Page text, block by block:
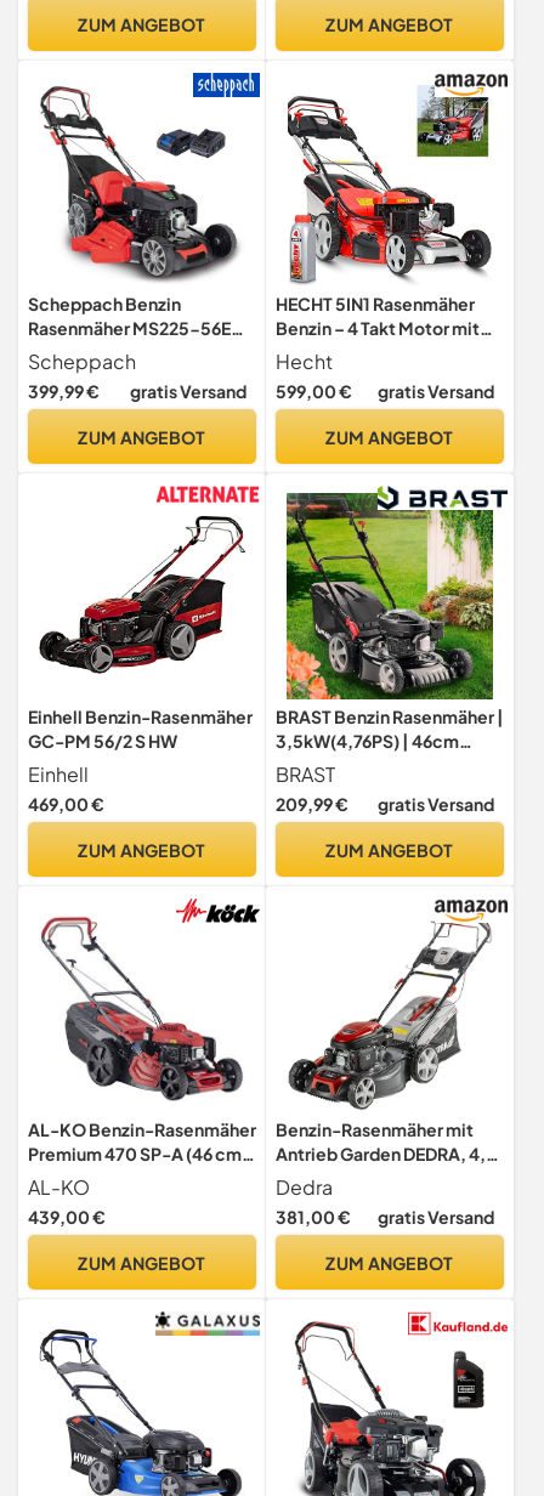
Rasenflächen -
Briggs & Stratton Motor
ZUM ANGEBOT
kugelgelagerte Big Wheel
ZUM ANGEBOT
Scheppach Benzin
Rasenmäher MS225-56E
mit E-Start | Radantrieb |
6PS | 56 cm Schnittbreite |
7-fache
65 Liter Fangkorb |
Mulchfunktion |
Scheppach
399,99 € gratis Versand
ZUM ANGEBOT
HECHT 5IN1 Rasenmäher
Benzin – 4 Takt Motor mit
196 cm³ Hubraum, 56 cm
Schnittbreite, 70l
Grasfangkorb, 4-Gang
Räder, Mulchfunktion,
Hecht
599,00 € gratis Versand
ZUM ANGEBOT
Einhell Benzin-Rasenmäher
GC-PM 56/2 S HW
Einhell
469,00 €
ZUM ANGEBOT
BRAST Benzin Rasenmäher |
3,5kW(4,76PS) | 46cm
Schnittbreite | viele
Modelle | TÜV | 4 Takt OHV
Motor | 30-80mm
| Stahlgehäuse | 18170 ECO
BRAST
209,99 € gratis Versand
ZUM ANGEBOT
AL-KO Benzin-Rasenmäher
Premium 470 SP-A (46 cm
Schnittbreite, 2.6 kW
Motorleistung, Robustes
Stahlblechgehäuse,
Mulchfunktion,
Rasenflächen bis 1400 m²)
AL-KO
439,00 €
ZUM ANGEBOT
Benzin-Rasenmäher mit
Antrieb Garden DEDRA, 4,0
kW, Loncin 196cm3, V200,
51cm, breiter
Schnittbereich, zentrale
Mulchfunktion,
Dedra
381,00 € gratis Versand
ZUM ANGEBOT